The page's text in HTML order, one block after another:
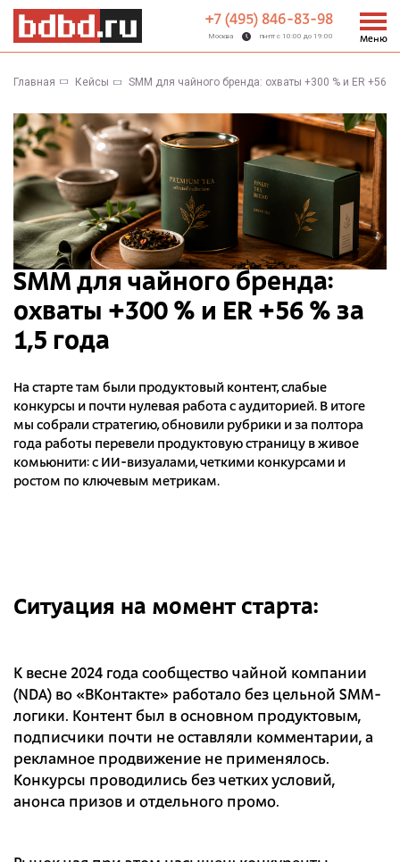
+7 (495) 846-83-98
Москва пн-пт с 10:00 до 19:00 Меню
Главная Кейсы SMM для чайного бренда: охваты +300 % и ER +56
SMM для чайного бренда:
охваты +300 % и ER +56 % за
1,5 года
На старте там были продуктовый контент, слабые
конкурсы и почти нулевая работа с аудиторией. В итоге
мы собрали стратегию, обновили рубрики и за полтора
года работы перевели продуктовую страницу в живое
комьюнити: с ИИ-визуалами, четкими конкурсами и
ростом по ключевым метрикам.
Ситуация на момент старта:
К весне 2024 года сообщество чайной компании
(NDA) во «ВКонтакте» работало без цельной SMM-
логики. Контент был в основном продуктовым,
подписчики почти не оставляли комментарии, а
рекламное продвижение не применялось.
Конкурсы проводились без четких условий,
анонса призов и отдельного промо.